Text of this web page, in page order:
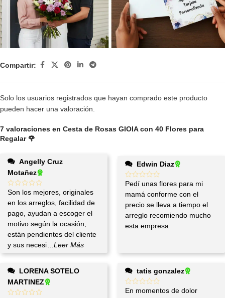
Compartir:
7 valoraciones en Cesta de Rosas GIOIA con 40 Flores para
Regalar 🌹
Motañez
Son los mejores, originales
en los arreglos, facilidad de
pago, ayudan a escoger el
motivo según la ocasión,
están pendientes del cliente
y sus necesi
...Leer Más
Edwin Diaz
Pedí unas flores para mi
mamá conforme con el
precio se lleva a tiempo el
arreglo recomiendo mucho
esta empresa
MARTINEZ
tatis gonzalez
En momentos de dolor
Solo los usuarios registrados que hayan comprado este producto
pueden hacer una valoración.